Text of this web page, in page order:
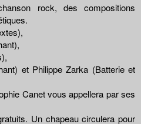
rock, des compositions
et Philippe Zarka (Batterie et
Canet vous appellera par ses
Un chapeau circulera pour